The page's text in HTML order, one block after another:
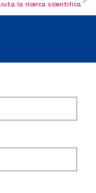
la ricerca scientifica